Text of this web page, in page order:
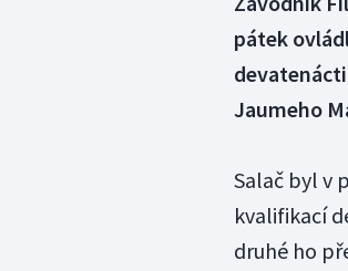
pátek
Jaumeho
Salač byl v
kvalifikací
druhé ho